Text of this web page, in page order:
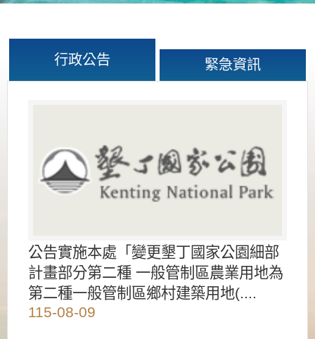
行政公告 緊急資訊
公告實施本處「變更墾丁國家公園細部
計畫部分第二種 一般管制區農業用地為
第二種一般管制區鄉村建築用地(....
115-08-09